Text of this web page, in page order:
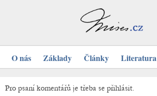
O nás Základy Články Literatura
Pro psaní komentářů je třeba se přihlásit.